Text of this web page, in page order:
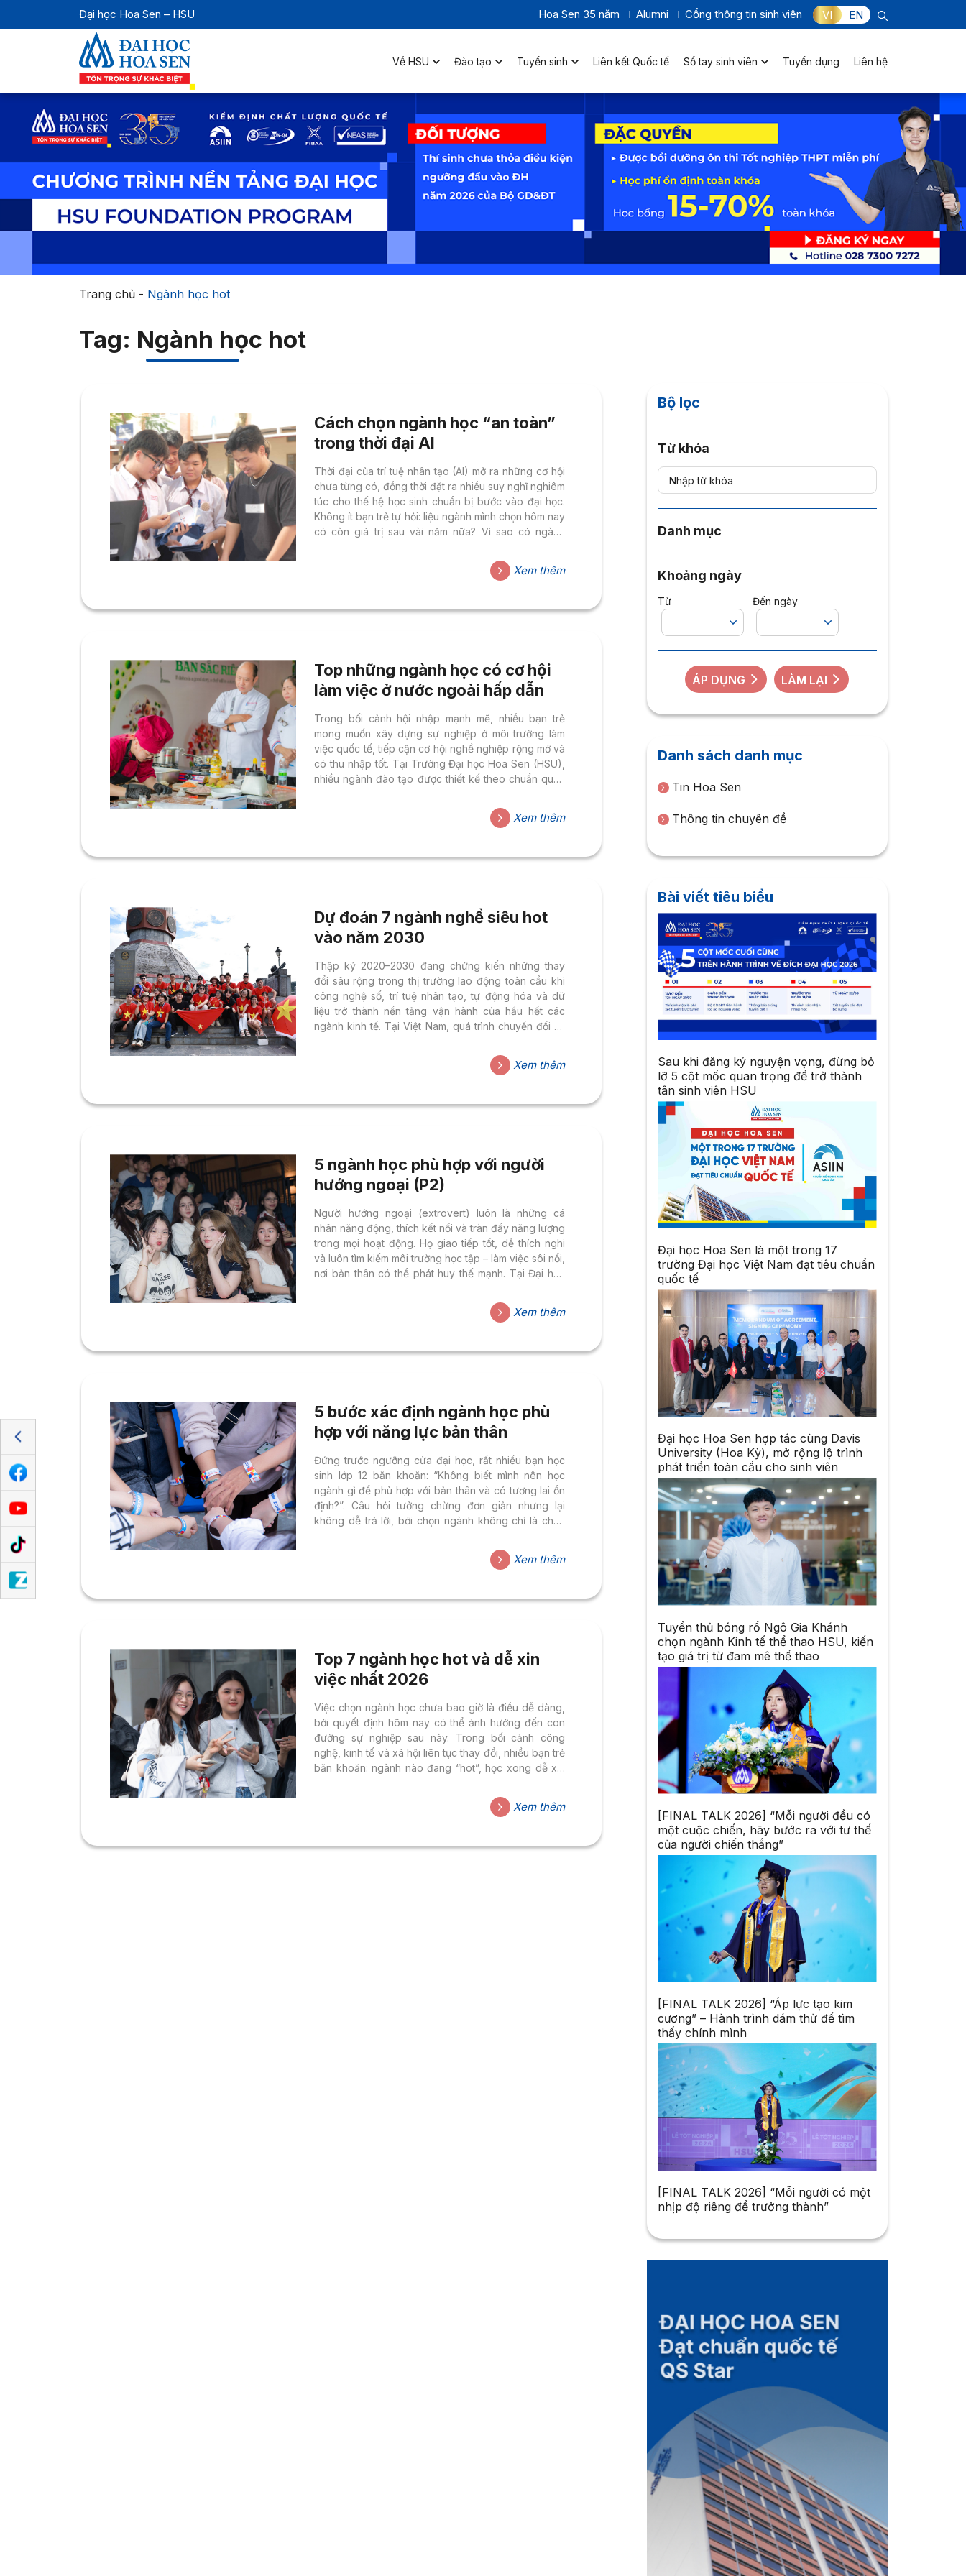
Đại học Hoa Sen – HSU Hoa Sen 35 năm Alumni Cổng thông tin sinh viên VI EN
Về HSU Đào tạo Tuyển sinh Liên kết Quốc tế Sổ tay sinh viên Tuyển dụng Liên hệ
Trang chủ- Ngành học hot
Tag: Ngành học hot
Cách chọn ngành học “an toàn”
trong thời đại AI
Thời đại của trí tuệ nhân tạo (AI) mở ra những cơ hội
chưa từng có, đồng thời đặt ra nhiều suy nghĩ nghiêm
túc cho thế hệ học sinh chuẩn bị bước vào đại học.
Không ít bạn trẻ tự hỏi: liệu ngành mình chọn hôm nay
có còn giá trị sau vài năm nữa? Vì sao có ngành
lại không giống nhau? Đây không chỉ là câu chuyện
của thị trường lao động. Đây là hành trình mỗi học
Xem thêm
Top những ngành học có cơ hội
làm việc ở nước ngoài hấp dẫn
Trong bối cảnh hội nhập mạnh mẽ, nhiều bạn trẻ
mong muốn xây dựng sự nghiệp ở môi trường làm
việc quốc tế, tiếp cận cơ hội nghề nghiệp rộng mở và
có thu nhập tốt. Tại Trường Đại học Hoa Sen (HSU),
nhiều ngành đào tạo được thiết kế theo chuẩn quốc
chuyên môn vững vàng và kỹ năng toàn cầu. Dưới
đây là những ngành học tại HSU đang có nhu cầu
cơ hội...
Xem thêm
Dự đoán 7 ngành nghề siêu hot
vào năm 2030
Thập kỷ 2020–2030 đang chứng kiến những thay
đổi sâu rộng trong thị trường lao động toàn cầu khi
công nghệ số, trí tuệ nhân tạo, tự động hóa và dữ
liệu trở thành nền tảng vận hành của hầu hết các
ngành kinh tế. Tại Việt Nam, quá trình chuyển đổi số
nhu cầu về nguồn nhân lực chất lượng cao. Vì vậy,
việc chọn ngành học phù hợp với xu hướng này sẽ
cảnh...
Xem thêm
5 ngành học phù hợp với người
hướng ngoại (P2)
Người hướng ngoại (extrovert) luôn là những cá
nhân năng động, thích kết nối và tràn đầy năng lượng
trong mọi hoạt động. Họ giao tiếp tốt, dễ thích nghi
và luôn tìm kiếm môi trường học tập – làm việc sôi nổi,
nơi bản thân có thể phát huy thế mạnh. Tại Đại học
các chương trình đào tạo, giúp sinh viên tự tin thể
hiện bản thân, mở rộng mối quan hệ và chinh phục
ngành học...
Xem thêm
5 bước xác định ngành học phù
hợp với năng lực bản thân
Đứng trước ngưỡng cửa đại học, rất nhiều bạn học
sinh lớp 12 băn khoăn: “Không biết mình nên học
ngành gì để phù hợp với bản thân và có tương lai ổn
định?”. Câu hỏi tưởng chừng đơn giản nhưng lại
không dễ trả lời, bởi chọn ngành không chỉ là chọn
Nếu bạn đang loay hoay giữa nhiều lựa chọn, hãy
cùng HSU đi qua 5 bước cơ bản để xác định ngành
Bước 1:...
Xem thêm
Top 7 ngành học hot và dễ xin
việc nhất 2026
Việc chọn ngành học chưa bao giờ là điều dễ dàng,
bởi quyết định hôm nay có thể ảnh hưởng đến con
đường sự nghiệp sau này. Trong bối cảnh công
nghệ, kinh tế và xã hội liên tục thay đổi, nhiều bạn trẻ
băn khoăn: ngành nào đang “hot”, học xong dễ xin
đang tìm câu trả lời, hãy cùng khám phá Top 7 ngành
học hot và dễ xin việc nhất từ HSU. Ngành Trí tuệ
Xem thêm
Bộ lọc
Từ khóa
Danh mục
Khoảng ngày
Từ Đến ngày
ÁP DỤNG LÀM LẠI
Danh sách danh mục
Tin Hoa Sen
Thông tin chuyên đề
Bài viết tiêu biểu
Sau khi đăng ký nguyện vọng, đừng bỏ
lỡ 5 cột mốc quan trọng để trở thành
tân sinh viên HSU
Đại học Hoa Sen là một trong 17
trường Đại học Việt Nam đạt tiêu chuẩn
quốc tế
Đại học Hoa Sen hợp tác cùng Davis
University (Hoa Kỳ), mở rộng lộ trình
phát triển toàn cầu cho sinh viên
Tuyển thủ bóng rổ Ngô Gia Khánh
chọn ngành Kinh tế thể thao HSU, kiến
tạo giá trị từ đam mê thể thao
[FINAL TALK 2026] “Mỗi người đều có
một cuộc chiến, hãy bước ra với tư thế
của người chiến thắng”
[FINAL TALK 2026] “Áp lực tạo kim
cương” – Hành trình dám thử để tìm
thấy chính mình
[FINAL TALK 2026] “Mỗi người có một
nhịp độ riêng để trưởng thành”